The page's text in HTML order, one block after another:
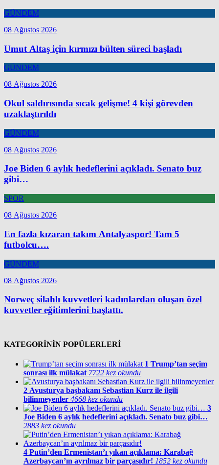
GÜNDEM
08 Ağustos 2026
Umut Altaş için kırmızı bülten süreci başladı
GÜNDEM
08 Ağustos 2026
Okul saldırısında sıcak gelişme! 4 kişi görevden
uzaklaştırıldı
GÜNDEM
08 Ağustos 2026
Joe Biden 6 aylık hedeflerini açıkladı. Senato buz
gibi…
SPOR
08 Ağustos 2026
En fazla kızaran takım Antalyaspor! Tam 5
futbolcu….
GÜNDEM
08 Ağustos 2026
Norweç silahlı kuvvetleri kadınlardan oluşan özel
kuvvetler eğitimlerini başlattı.
KATEGORİNİN POPÜLERLERİ
1 Trump’tan seçim
sonrası ilk mülakat 7722 kez okundu
2 Avusturya başbakanı Sebastian Kurz ile ilgili
bilinmeyenler 4668 kez okundu
3
Joe Biden 6 aylık hedeflerini açıkladı. Senato buz gibi…
2883 kez okundu
4 Putin’den Ermenistan’ı yıkan açıklama: Karabağ
Azerbaycan’ın ayrılmaz bir parçasıdır! 1852 kez okundu